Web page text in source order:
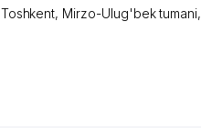
Toshkent, Mirzo-Ulug'bek tumani,